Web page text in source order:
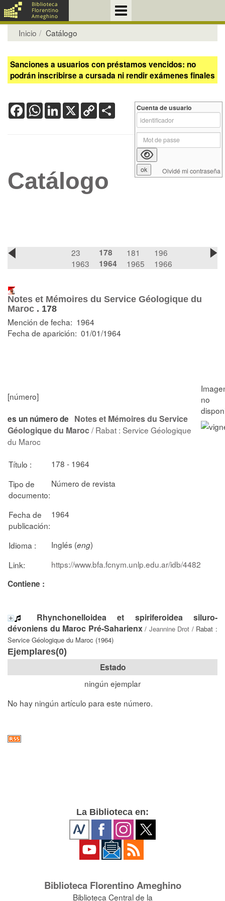
Inicio Catálogo
Sanciones a usuarios con préstamos vencidos: no
podrán inscribirse a cursada ni rendir exámenes finales
FacebookWhatsApp
LinkedIn
X Copy
Link
Catálogo
23
1963
178
1964
181
1965
196
1966
Notes et Mémoires du Service Géologique du
Maroc . 178
Mención de fecha: 1964
Fecha de aparición: 01/01/1964
[número]
es un número de Notes et Mémoires du Service
Géologique du Maroc / Rabat : Service Géologique
du Maroc
Título :
178 - 1964
Tipo de
documento:
Número de revista
Fecha de
publicación:
1964
Idioma : Inglés (eng)
Link:
https://www.bfa.fcnym.unlp.edu.ar/idb/4482
Contiene :
Rhynchonelloidea et spiriferoidea siluro-
dévoniens du Maroc Pré-Saharienx/ Jeannine Drot / Rabat :
Service Géologique du Maroc (1964)
Ejemplares(0)
Estado
ningún ejemplar
No hay ningún artículo para este número.
Cuenta de usuario
Olvidé mi contraseña
La Biblioteca en:
Biblioteca Florentino Ameghino
Biblioteca Central de la